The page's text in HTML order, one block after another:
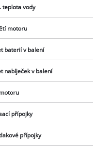
teplota vody
motoru
baterií v balení
nabíječek v balení
přípojky
přípojky